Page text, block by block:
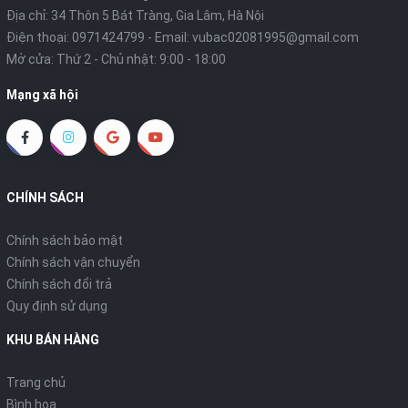
Địa chỉ: 34 Thôn 5 Bát Tràng, Gia Lâm, Hà Nội
Điện thoại: 0971424799 - Email: vubac02081995@gmail.com
Mở cửa: Thứ 2 - Chủ nhật: 9:00 - 18:00
Mạng xã hội
CHÍNH SÁCH
Chính sách bảo mật
Chính sách vận chuyển
Chính sách đổi trả
Quy định sử dụng
KHU BÁN HÀNG
Trang chủ
Bình hoa